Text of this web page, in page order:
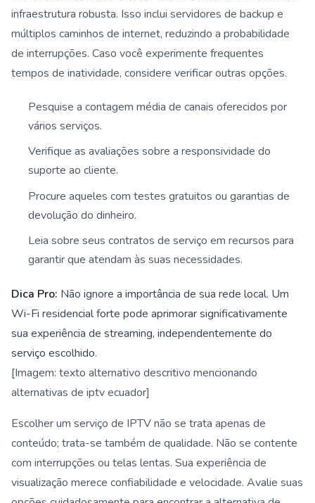
infraestrutura robusta. Isso inclui servidores de backup e
múltiplos caminhos de internet, reduzindo a probabilidade
de interrupções. Caso você experimente frequentes
tempos de inatividade, considere verificar outras opções.
Pesquise a contagem média de canais oferecidos por
vários serviços.
Verifique as avaliações sobre a responsividade do
suporte ao cliente.
Procure aqueles com testes gratuitos ou garantias de
devolução do dinheiro.
Leia sobre seus contratos de serviço em recursos para
garantir que atendam às suas necessidades.
Dica Pro: Não ignore a importância de sua rede local. Um
Wi-Fi residencial forte pode aprimorar significativamente
sua experiência de streaming, independentemente do
serviço escolhido.
[Imagem: texto alternativo descritivo mencionando
alternativas de iptv ecuador]
Escolher um serviço de IPTV não se trata apenas de
conteúdo; trata-se também de qualidade. Não se contente
com interrupções ou telas lentas. Sua experiência de
visualização merece confiabilidade e velocidade. Avalie suas